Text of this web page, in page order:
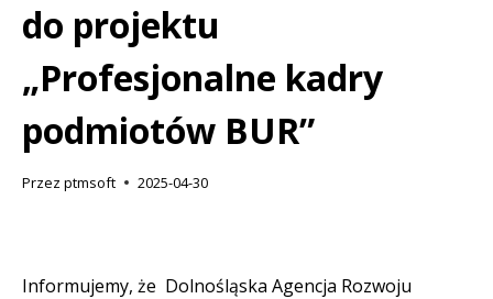
do projektu
„Profesjonalne kadry
podmiotów BUR”
Przez ptmsoft 2025-04-30
Informujemy, że Dolnośląska Agencja Rozwoju